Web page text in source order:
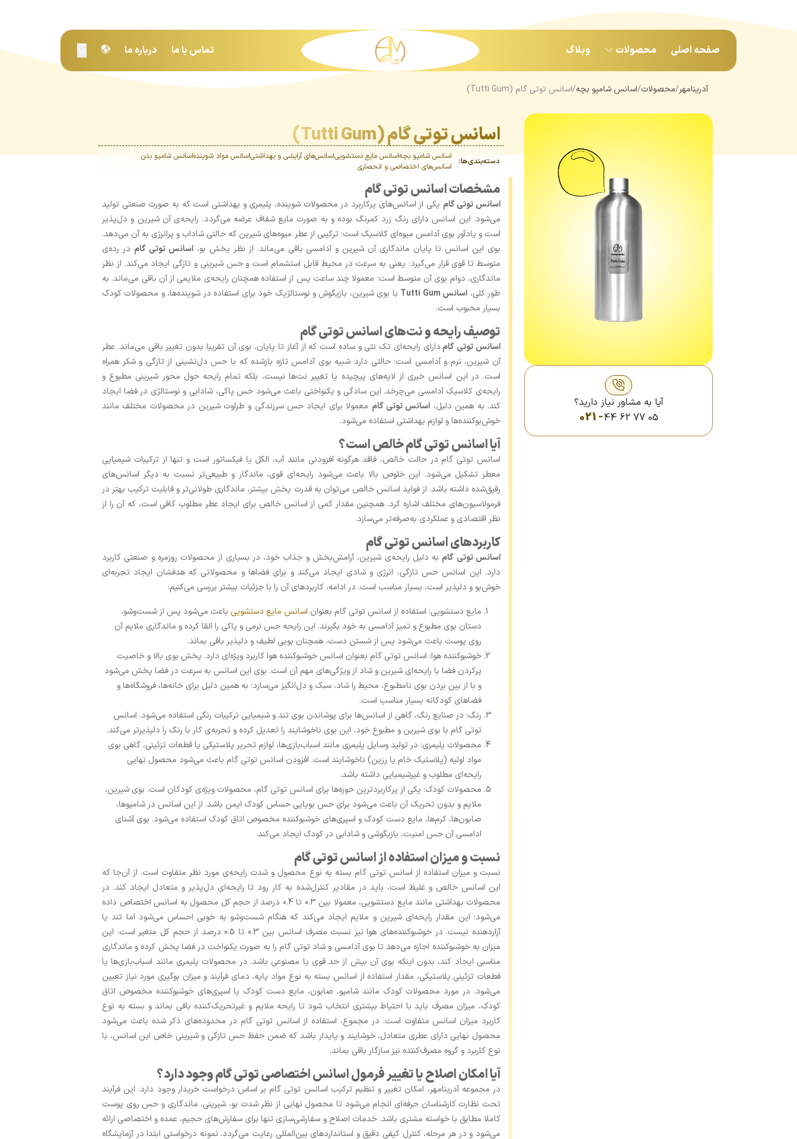
صفحه اصلی محصولات وبلاگ درباره ما تماس با ما
آدرینامهر محصولات اسانس شامپو بچه اسانس توتی گام (Tutti Gum)
آیا به مشاور نیاز دارید؟
021 -44 62 77 05
اسانس توتی گام (Tutti Gum)
دسته‌بندی‌ها: اسانس شامپو بچهاسانس مایع دستشوییاسانس‌های آرایشی و بهداشتیاسانس مواد شویندهاسانس شامپو بدن
اسانس‌های اختصاصی و انحصاری
مشخصات اسانس توتی گام
اسانس توتی گام یکی از اسانس‌های پرکاربرد در محصولات شوینده، پلیمری و بهداشتی است که به ‌صورت صنعتی تولید
می‌شود. این اسانس دارای رنگ زرد کمرنگ بوده و به‌ صورت مایع شفاف عرضه می‌گردد. رایحه‌ی آن شیرین و دل‌پذیر
است و یادآور بوی آدامس میوه‌ای کلاسیک است؛ ترکیبی از عطر میوه‌های شیرین که حالتی شاداب و پرانرژی به آن می‌دهد.
بوی این اسانس تا پایان ماندگاری آن شیرین و آدامسی باقی می‌ماند. از نظر پخش بو،اسانس توتی گام در رده‌ی
متوسط تا قوی قرار می‌گیرد؛ یعنی به ‌سرعت در محیط قابل استشمام است و حس شیرینی و تازگی ایجاد می‌کند. از نظر
ماندگاری، دوام بوی آن متوسط است؛ معمولا چند ساعت پس از استفاده همچنان رایحه‌ی ملایمی از آن باقی می‌ماند. به
‌طور کلی، اسانس Tutti Gum
با بوی شیرین، بازیگوش و نوستالژیک خود برای استفاده در شوینده‌ها، و محصولات کودک
بسیار محبوب است.
توصیف رایحه و نت‌های اسانس توتی گام
اسانس توتی گام دارای رایحه‌ای تک نتی و ساده است که از آغاز تا پایان، بوی آن تقریبا بدون تغییر باقی می‌ماند. عطر
آن شیرین، نرم و آدامسی است؛ حالتی دارد شبیه بوی آدامس تازه بازشده که با حس دل‌نشینی از تازگی و شکر همراه
است. در این اسانس خبری از لایه‌های پیچیده یا تغییر نت‌ها نیست، بلکه تمام رایحه حول محور شیرینی مطبوع و
رایحه‌ی کلاسیک آدامسی می‌چرخد. این سادگی و یکنواختی باعث می‌شود حس پاکی، شادابی و نوستالژی در فضا ایجاد
کند. به همین دلیل، اسانس توتی گام معمولا برای ایجاد حس سرزندگی و طراوت شیرین در محصولات مختلف مانند
خوش‌بوکننده‌ها و لوازم بهداشتی استفاده می‌شود.
آیا اسانس توتی گام خالص است؟
اسانس توتی گام در حالت خالص، فاقد هرگونه افزودنی مانند آب، الکل یا فیکساتور است و تنها از ترکیبات شیمیایی
معطر تشکیل می‌شود. این خلوص بالا باعث می‌شود رایحه‌ای قوی، ماندگار و طبیعی‌تر نسبت به دیگر اسانس‌های
رقیق‌شده داشته باشد. از فواید اسانس خالص می‌توان به قدرت پخش بیشتر، ماندگاری طولانی‌تر و قابلیت ترکیب بهتر در
فرمولاسیون‌های مختلف اشاره کرد. همچنین مقدار کمی از اسانس خالص برای ایجاد عطر مطلوب کافی است، که آن را از
نظر اقتصادی و عملکردی به‌صرفه‌تر می‌سازد.
کاربردهای اسانس توتی گام
اسانس توتی گام به دلیل رایحه‌ی شیرین، آرامش‌بخش و جذاب خود، در بسیاری از محصولات روزمره و صنعتی کاربرد
دارد. این اسانس حس تازگی، انرژی و شادی ایجاد می‌کند و برای فضاها و محصولاتی که هدفشان ایجاد تجربه‌ای
خوش‌بو و دلپذیر است، بسیار مناسب است. در ادامه، کاربردهای آن را با جزئیات بیشتر بررسی می‌کنیم:
مایع دستشویی: استفاده از اسانس توتی گام بعنوان اسانس مایع دستشویی باعث می‌شود پس از شست‌وشو،
دستان بوی مطبوع و تمیز آدامسی به خود بگیرند. این رایحه حس نرمی و پاکی را القا کرده و ماندگاری ملایم آن
روی پوست باعث می‌شود پس از شستن دست، همچنان بویی لطیف و دلپذیر باقی بماند.
خوشبوکننده هوا: اسانس توتی گام بعنوان اسانس خوشبوکننده هوا کاربرد ویژه‌ای دارد. پخش بوی بالا و خاصیت
پرکردن فضا با رایحه‌ای شیرین و شاد از ویژگی‌های مهم آن است. بوی این اسانس به سرعت در فضا پخش می‌شود
و با از بین بردن بوی نامطبوع، محیط را شاد، سبک و دل‌انگیز می‌سازد؛ به همین دلیل برای خانه‌ها، فروشگاه‌ها و
فضاهای کودکانه بسیار مناسب است.
رنگ: در صنایع رنگ، گاهی از اسانس‌ها برای پوشاندن بوی تند و شیمیایی ترکیبات رنگی استفاده می‌شود. اسانس
توتی گام با بوی شیرین و مطبوع خود، این بوی ناخوشایند را تعدیل کرده و تجربه‌ی کار با رنگ را دلپذیرتر می‌کند.
محصولات پلیمری: در تولید وسایل پلیمری مانند اسباب‌بازی‌ها، لوازم تحریر پلاستیکی یا قطعات تزئینی، گاهی بوی
مواد اولیه (پلاستیک خام یا رزین) ناخوشایند است. افزودن اسانس توتی گام باعث می‌شود محصول نهایی
رایحه‌ای مطلوب و غیرشیمیایی داشته باشد.
محصولات کودک: یکی از پرکاربردترین حوزه‌ها برای اسانس توتی گام، محصولات ویژه‌ی کودکان است. بوی شیرین،
ملایم و بدون تحریک آن باعث می‌شود برای حس بویایی حساس کودک ایمن باشد. از این اسانس در شامپوها،
صابون‌ها، کرم‌ها، مایع دست کودک و اسپری‌های خوشبوکننده مخصوص اتاق کودک استفاده می‌شود. بوی آشنای
ادامسی آن حس امنیت، بازیگوشی و شادابی در کودک ایجاد می‌کند.
نسبت و میزان استفاده از اسانس توتی گام
نسبت و میزان استفاده از اسانس توتی گام بسته به نوع محصول و شدت رایحه‌ی مورد نظر متفاوت است. از آن‌جا که
این اسانس خالص و غلیظ است، باید در مقادیر کنترل‌شده به کار رود تا رایحه‌ای دل‌پذیر و متعادل ایجاد کند. در
محصولات بهداشتی مانند مایع دستشویی، معمولا بین 0.3 تا 0.4 درصد از حجم کل محصول به اسانس اختصاص داده
می‌شود؛ این مقدار رایحه‌ای شیرین و ملایم ایجاد می‌کند که هنگام شست‌وشو به ‌خوبی احساس می‌شود اما تند یا
آزاردهنده نیست. در خوشبوکننده‌های هوا نیز نسبت مصرف اسانس بین 0.3 تا 0.5 درصد از حجم کل متغیر است. این
میزان به خوشبوکننده اجازه می‌دهد تا بوی آدامسی و شاد توتی گام را به‌ صورت یکنواخت در فضا پخش کرده و ماندگاری
مناسبی ایجاد کند، بدون اینکه بوی آن بیش از حد قوی یا مصنوعی باشد. در محصولات پلیمری مانند اسباب‌بازی‌ها یا
قطعات تزئینی پلاستیکی، مقدار استفاده از اسانس بسته به نوع مواد پایه، دمای فرآیند و میزان بوگیری مورد نیاز تعیین
می‌شود. در مورد محصولات کودک مانند شامپو، صابون، مایع دست کودک یا اسپری‌های خوشبوکننده مخصوص اتاق
کودک، میزان مصرف باید با احتیاط بیشتری انتخاب شود تا رایحه ملایم و غیرتحریک‌کننده باقی بماند و بسته به نوع
کاربرد میزان اسانس متفاوت است. در مجموع، استفاده از اسانس توتی گام در محدوده‌های ذکر شده باعث می‌شود
محصول نهایی دارای عطری متعادل، خوشایند و پایدار باشد که ضمن حفظ حس تازگی و شیرینی خاص این اسانس، با
نوع کاربرد و گروه مصرف‌کننده نیز سازگار باقی بماند.
آیا امکان اصلاح یا تغییر فرمول اسانس اختصاصی توتی گام وجود دارد؟
در مجموعه آدرینامهر، امکان تغییر و تنظیم ترکیب اسانس توتی گام بر اساس درخواست خریدار وجود دارد. این فرآیند
تحت نظارت کارشناسان حرفه‌ای انجام می‌شود تا محصول نهایی از نظر شدت بو، شیرینی، ماندگاری و حس روی پوست
کاملا مطابق با خواسته مشتری باشد. خدمات اصلاح و سفارشی‌سازی تنها برای سفارش‌های حجیم، عمده و اختصاصی ارائه
می‌شود و در هر مرحله، کنترل کیفی دقیق و استانداردهای بین‌المللی رعایت می‌گردد. نمونه درخواستی ابتدا در آزمایشگاه